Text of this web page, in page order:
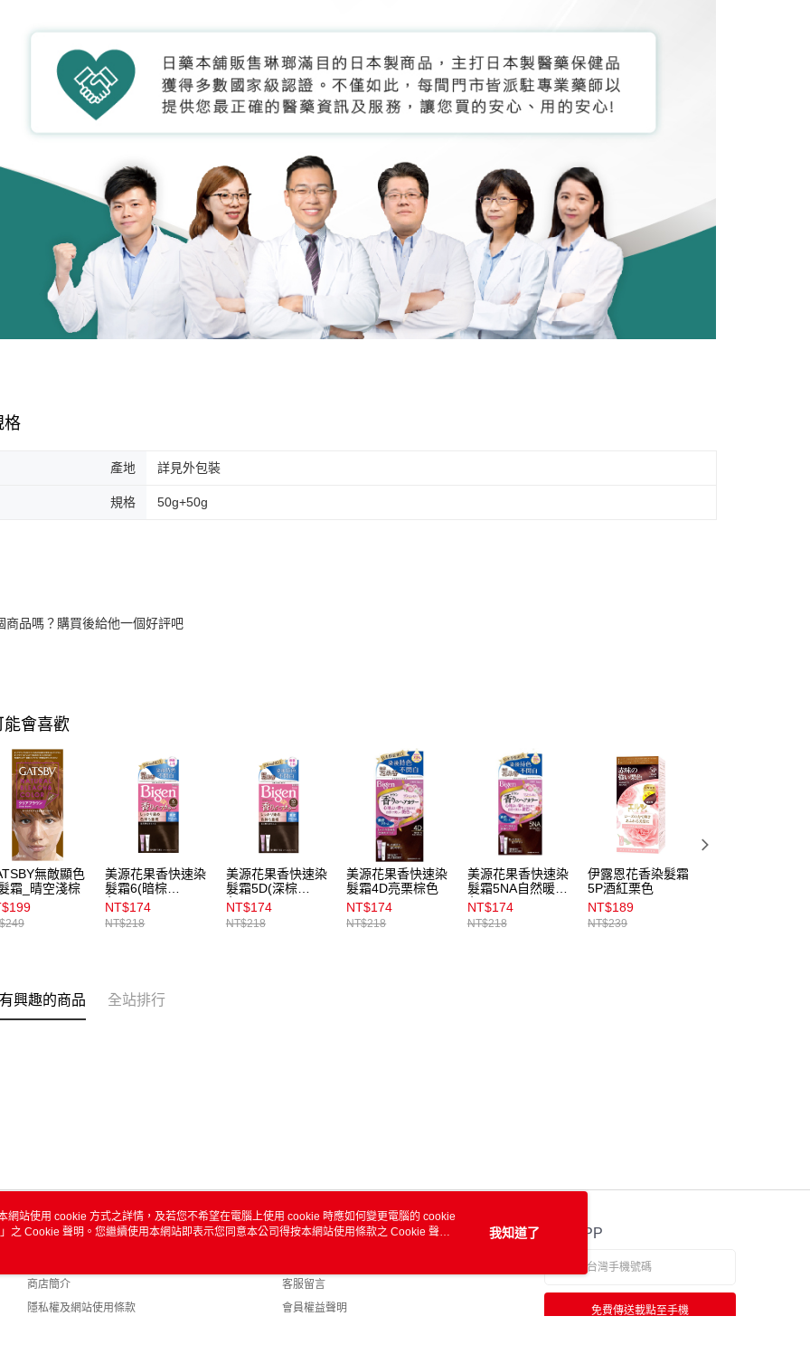
格
產地 詳見外包裝
規格 50g+50g
商品嗎？購買後給他一個好評吧
能會喜歡
無敵顯色
霜_晴空淺棕
美源花果香快速染
髮霜6(暗棕
色)40g*40g
NT$174
NT$218
美源花果香快速染
髮霜5D(深棕
色)40g*40g
NT$174
NT$218
美源花果香快速染
髮霜4D亮栗棕色
NT$174
NT$218
美源花果香快速染
髮霜5NA自然暖棕
色
NT$174
NT$218
伊露恩花香染髮霜
5P酒紅栗色
NT$189
NT$239
興趣的商品 全站排行
關於我們
商店簡介
隱私權及網站使用條款
客服資訊
客服留言
會員權益聲明
官方APP
免費傳送載點至手機
網站使用 cookie 方式之詳情，及若您不希望在電腦上使用 cookie 時應如何變更電腦的 cookie
」之 Cookie 聲明。您繼續使用本網站即表示您同意本公司得按本網站使用條款之 Cookie 聲明
我知道了